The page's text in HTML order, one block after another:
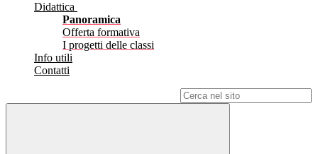
Didattica
Panoramica
Offerta formativa
I progetti delle classi
Info utili
Contatti